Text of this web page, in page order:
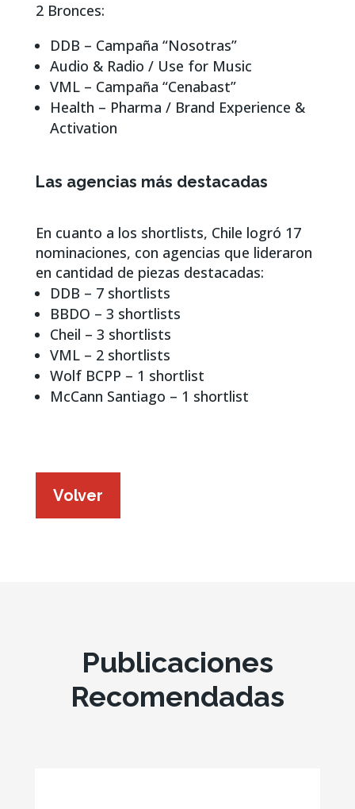
2 Bronces:
DDB – Campaña “Nosotras”
Audio & Radio / Use for Music
VML – Campaña “Cenabast”
Health – Pharma / Brand Experience &
Activation
Las agencias más destacadas
En cuanto a los shortlists, Chile logró 17
nominaciones, con agencias que lideraron
en cantidad de piezas destacadas:
DDB – 7 shortlists
BBDO – 3 shortlists
Cheil – 3 shortlists
VML – 2 shortlists
Wolf BCPP – 1 shortlist
McCann Santiago – 1 shortlist
Volver
Publicaciones
Recomendadas